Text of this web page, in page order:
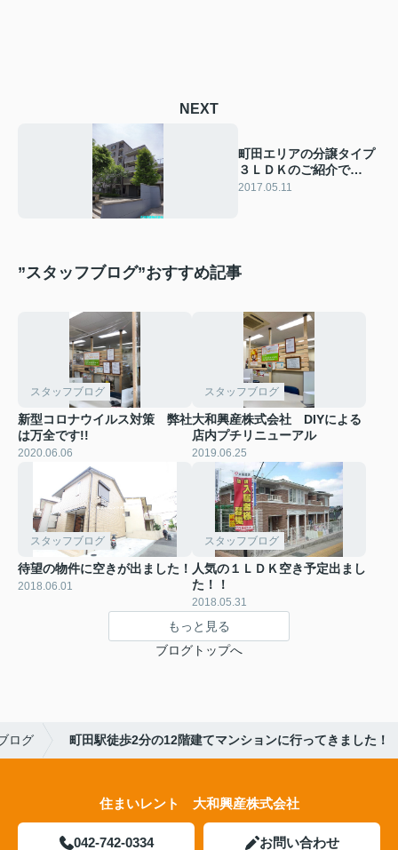
NEXT
町田エリアの分譲タイプ
３ＬＤＫのご紹介で
す！！
2017.05.11
”スタッフブログ”おすすめ記事
スタッフブログ
新型コロナウイルス対策 弊社
は万全です!!
2020.06.06
スタッフブログ
大和興産株式会社 DIYによる
店内プチリニューアル
2019.06.25
スタッフブログ
待望の物件に空きが出ました！
2018.06.01
スタッフブログ
人気の１ＬＤＫ空き予定出まし
た！！
2018.05.31
もっと見る
ブログトップへ
ログ 町田駅徒歩2分の12階建てマンションに行ってきました！
住まいレント 大和興産株式会社
042-742-0334 お問い合わせ